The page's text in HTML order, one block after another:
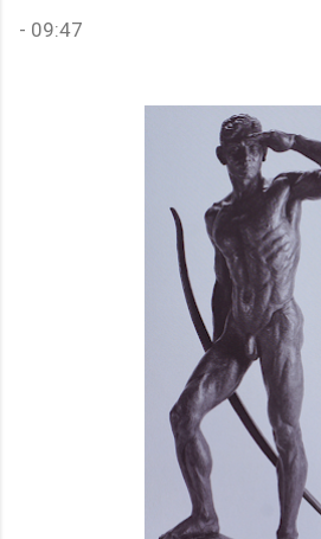
- 09:47